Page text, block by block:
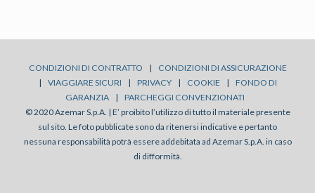
CONDIZIONI DI CONTRATTO |
CONDIZIONI DI ASSICURAZIONE
|
VIAGGIARE SICURI | PRIVACY | COOKIE |
FONDO DI
GARANZIA
|
PARCHEGGI CONVENZIONATI
© 2020 Azemar S.p.A. | E’ proibito l’utilizzo di tutto il materiale presente
sul sito. Le foto pubblicate sono da ritenersi indicative e pertanto
nessuna responsabilità potrà essere addebitata ad Azemar S.p.A. in caso
di difformità.